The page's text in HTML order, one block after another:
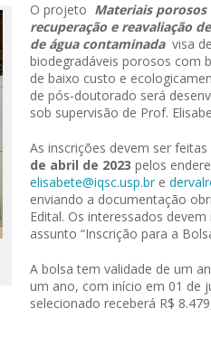
O projeto Materiais porosos
recuperação e reavaliação
de água contaminada visa
biodegradáveis porosos com
de baixo custo e
de pós-doutorado será
sob supervisão de Prof.
As inscrições devem ser feitas
de abril de 2023 pelos
elisabete@iqsc.usp.br e
enviando a documentação
Edital. Os interessados
assunto “Inscrição para a
A bolsa tem validade de um
um ano, com início em 01 de
selecionado receberá R$
and
Journal of